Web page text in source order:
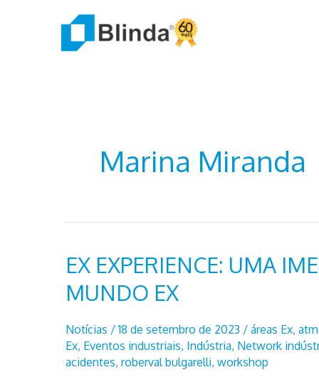
Marina Miranda
EX EXPERIENCE: UMA
MUNDO EX
Notícias /18 de setembro de 2023 / áreas Ex,
Ex, Eventos industriais, Indústria, Network
acidentes, roberval bulgarelli, workshop